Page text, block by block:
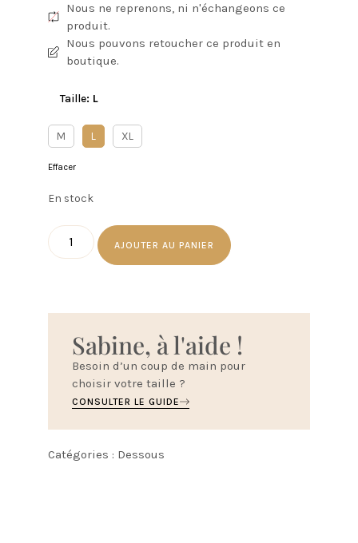
Nous ne reprenons, ni n'échangeons ce
produit.
Nous pouvons retoucher ce produit en
boutique.
Taille: L
M L XL
Effacer
En stock
AJOUTER AU PANIER
Sabine, à l'aide !
Besoin d’un coup de main pour
choisir votre taille ?
CONSULTER LE GUIDE
Catégories : Dessous